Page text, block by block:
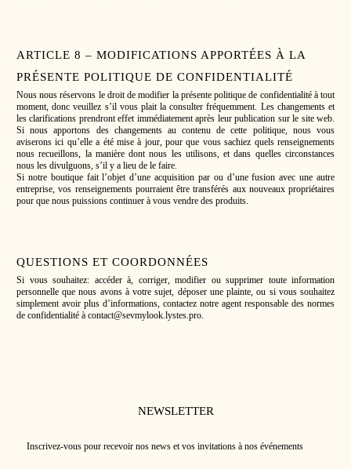
ARTICLE 8 – MODIFICATIONS APPORTÉES À LA
PRÉSENTE POLITIQUE DE CONFIDENTIALITÉ
Nous nous réservons le droit de modifier la présente politique de confidentialité à tout
moment, donc veuillez s’il vous plait la consulter fréquemment. Les changements et
les clarifications prendront effet immédiatement après leur publication sur le site web.
Si nous apportons des changements au contenu de cette politique, nous vous
aviserons ici qu’elle a été mise à jour, pour que vous sachiez quels renseignements
nous recueillons, la manière dont nous les utilisons, et dans quelles circonstances
nous les divulguons, s’il y a lieu de le faire.
Si notre boutique fait l’objet d’une acquisition par ou d’une fusion avec une autre
entreprise, vos renseignements pourraient être transférés aux nouveaux propriétaires
pour que nous puissions continuer à vous vendre des produits.
QUESTIONS ET COORDONNÉES
Si vous souhaitez: accéder à, corriger, modifier ou supprimer toute information
personnelle que nous avons à votre sujet, déposer une plainte, ou si vous souhaitez
simplement avoir plus d’informations, contactez notre agent responsable des normes
de confidentialité à contact@sevmylook.lystes.pro.
NEWSLETTER
Inscrivez-vous pour recevoir nos news et vos invitations à nos événements